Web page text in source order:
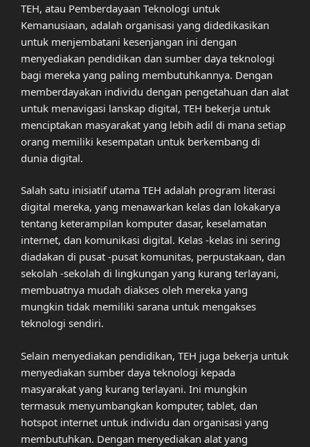
TEH, atau Pemberdayaan Teknologi untuk
Kemanusiaan, adalah organisasi yang didedikasikan
untuk menjembatani kesenjangan ini dengan
menyediakan pendidikan dan sumber daya teknologi
bagi mereka yang paling membutuhkannya. Dengan
memberdayakan individu dengan pengetahuan dan alat
untuk menavigasi lanskap digital, TEH bekerja untuk
menciptakan masyarakat yang lebih adil di mana setiap
orang memiliki kesempatan untuk berkembang di
dunia digital.
Salah satu inisiatif utama TEH adalah program literasi
digital mereka, yang menawarkan kelas dan lokakarya
tentang keterampilan komputer dasar, keselamatan
internet, dan komunikasi digital. Kelas -kelas ini sering
diadakan di pusat -pusat komunitas, perpustakaan, dan
sekolah -sekolah di lingkungan yang kurang terlayani,
membuatnya mudah diakses oleh mereka yang
mungkin tidak memiliki sarana untuk mengakses
teknologi sendiri.
Selain menyediakan pendidikan, TEH juga bekerja untuk
menyediakan sumber daya teknologi kepada
masyarakat yang kurang terlayani. Ini mungkin
termasuk menyumbangkan komputer, tablet, dan
hotspot internet untuk individu dan organisasi yang
membutuhkan. Dengan menyediakan alat yang